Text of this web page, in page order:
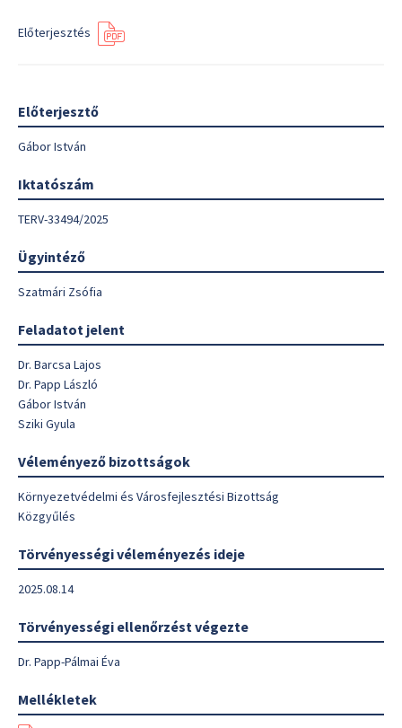
Előterjesztés
Előterjesztő
Gábor István
Iktatószám
TERV-33494/2025
Ügyintéző
Szatmári Zsófia
Feladatot jelent
Dr. Barcsa Lajos
Dr. Papp László
Gábor István
Sziki Gyula
Véleményező bizottságok
Környezetvédelmi és Városfejlesztési Bizottság
Közgyűlés
Törvényességi véleményezés ideje
2025.08.14
Törvényességi ellenőrzést végezte
Dr. Papp-Pálmai Éva
Mellékletek